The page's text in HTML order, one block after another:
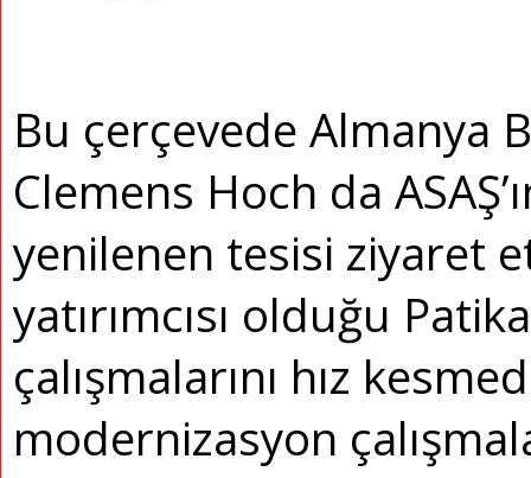
Bu çerçevede Almanya
Clemens Hoch da
yenilenen tesisi ziyaret
yatırımcısı olduğu
çalışmalarını hız
modernizasyon